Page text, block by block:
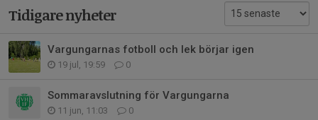
Tidigare nyheter
Vargungarnas fotboll och lek börjar igen
19 jul, 19:59 0
Sommaravslutning för Vargungarna
11 jun, 11:03 0